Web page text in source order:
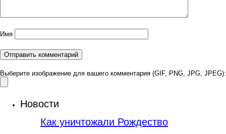
Имя
Выберите изображение для вашего комментария (GIF, PNG, JPG, JPEG):
Новости
Как уничтожали Рождество